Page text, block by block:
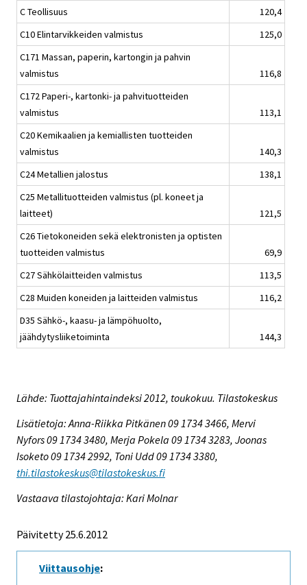
C Teollisuus
120,4
C10 Elintarvikkeiden valmistus
125,0
C171 Massan, paperin, kartongin ja pahvin
valmistus
116,8
C172 Paperi-, kartonki- ja pahvituotteiden
valmistus
113,1
C20 Kemikaalien ja kemiallisten tuotteiden
valmistus
140,3
C24 Metallien jalostus
138,1
C25 Metallituotteiden valmistus (pl. koneet ja
laitteet)
121,5
C26 Tietokoneiden sekä elektronisten ja optisten
tuotteiden valmistus
69,9
C27 Sähkölaitteiden valmistus
113,5
C28 Muiden koneiden ja laitteiden valmistus
116,2
D35 Sähkö-, kaasu- ja lämpöhuolto,
jäähdytysliiketoiminta
144,3
Lähde: Tuottajahintaindeksi 2012, toukokuu. Tilastokeskus
Lisätietoja: Anna-Riikka Pitkänen 09 1734 3466, Mervi
Nyfors 09 1734 3480, Merja Pokela 09 1734 3283, Joonas
Isoketo 09 1734 2992, Toni Udd 09 1734 3380,
thi.tilastokeskus@tilastokeskus.fi
Vastaava tilastojohtaja: Kari Molnar
Päivitetty 25.6.2012
Viittausohje: